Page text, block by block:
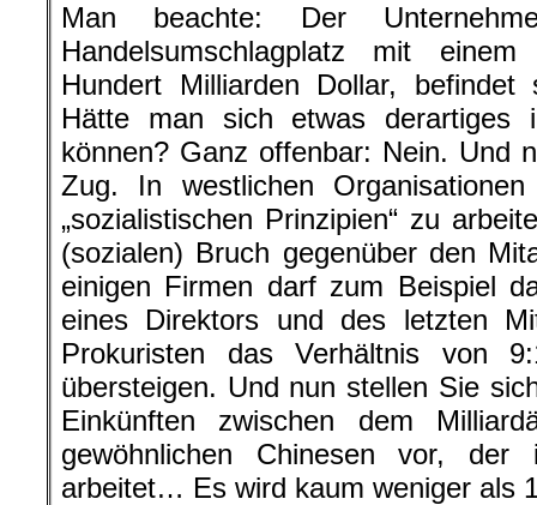
Man beachte: Der
Handelsumschlagplatz mit
Hundert Milliarden Dollar,
Hätte man sich etwas derartiges
können? Ganz offenbar: Nein. Und
Zug. In westlichen
„sozialistischen Prinzipien“ zu
(sozialen) Bruch gegenüber den
einigen Firmen darf zum Beispiel
eines Direktors und des letzten
Prokuristen das Verhältnis von
übersteigen. Und nun stellen Sie
Einkünften zwischen dem
gewöhnlichen Chinesen vor, der
arbeitet… Es wird kaum weniger als